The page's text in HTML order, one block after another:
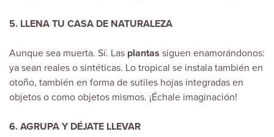
5. LLENA TU CASA DE NATURALEZA
Aunque sea muerta. Sí. Las plantas siguen enamorándonos:
ya sean reales o sintéticas. Lo tropical se instala también en
otoño, también en forma de sutiles hojas integradas en
objetos o como objetos mismos. ¡Échale imaginación!
6. AGRUPA Y DÉJATE LLEVAR